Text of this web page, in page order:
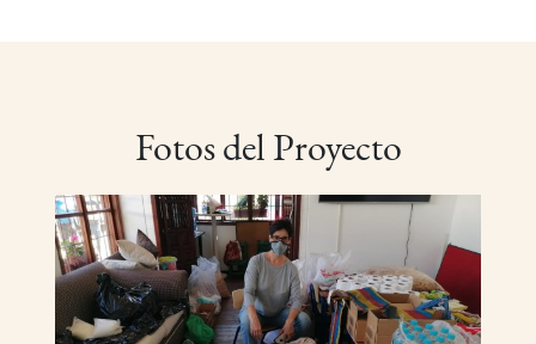
Fotos del Proyecto